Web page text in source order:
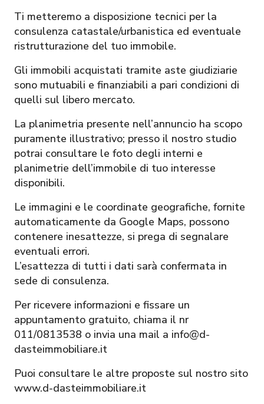
Ti metteremo a disposizione tecnici per la
consulenza catastale/urbanistica ed eventuale
ristrutturazione del tuo immobile.
Gli immobili acquistati tramite aste giudiziarie
sono mutuabili e finanziabili a pari condizioni di
quelli sul libero mercato.
La planimetria presente nell’annuncio ha scopo
puramente illustrativo; presso il nostro studio
potrai consultare le foto degli interni e
planimetrie dell’immobile di tuo interesse
disponibili.
Le immagini e le coordinate geografiche, fornite
automaticamente da Google Maps, possono
contenere inesattezze, si prega di segnalare
eventuali errori.
L’esattezza di tutti i dati sarà confermata in
sede di consulenza.
Per ricevere informazioni e fissare un
appuntamento gratuito, chiama il nr
011/0813538 o invia una mail a info@d-
dasteimmobiliare.it
Puoi consultare le altre proposte sul nostro sito
www.d-dasteimmobiliare.it